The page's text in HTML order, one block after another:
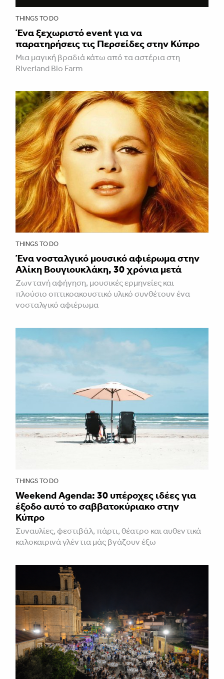
THINGS TO DO
Ένα ξεχωριστό event για να
παρατηρήσεις τις Περσείδες στην Κύπρο
Μια μαγική βραδιά κάτω από τα αστέρια στη
Riverland Bio Farm
THINGS TO DO
Ένα νοσταλγικό μουσικό αφιέρωμα στην
Αλίκη Βουγιουκλάκη, 30 χρόνια μετά
Ζωντανή αφήγηση, μουσικές ερμηνείες και
πλούσιο οπτικοακουστικό υλικό συνθέτουν ένα
νοσταλγικό αφιέρωμα
THINGS TO DO
Weekend Agenda: 30 υπέροχες ιδέες για
έξοδο αυτό το σαββατοκύριακο στην
Κύπρο
Συναυλίες, φεστιβάλ, πάρτι, θέατρο και αυθεντικά
καλοκαιρινά γλέντια μάς βγάζουν έξω